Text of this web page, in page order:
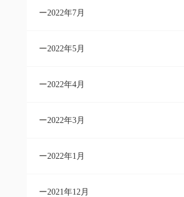
2022年7月
2022年5月
2022年4月
2022年3月
2022年1月
2021年12月